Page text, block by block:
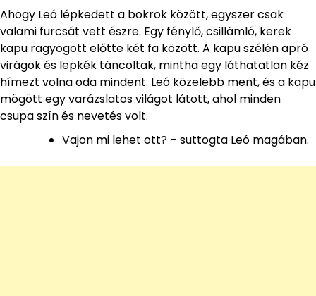
Ahogy Leó lépkedett a bokrok között, egyszer csak
valami furcsát vett észre. Egy fénylő, csillámló, kerek
kapu ragyogott előtte két fa között. A kapu szélén apró
virágok és lepkék táncoltak, mintha egy láthatatlan kéz
hímezt volna oda mindent. Leó közelebb ment, és a kapu
mögött egy varázslatos világot látott, ahol minden
csupa szín és nevetés volt.
Vajon mi lehet ott? – suttogta Leó magában.